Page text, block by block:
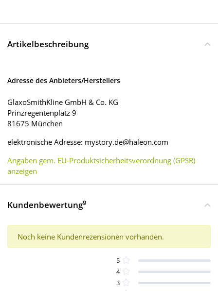
Artikelbeschreibung
Adresse des Anbieters/Herstellers
GlaxoSmithKline GmbH & Co. KG
Prinzregentenplatz 9
81675 München
elektronische Adresse: mystory.de@haleon.com
Angaben gem. EU-Produktsicherheitsverordnung (GPSR)
anzeigen
Kundenbewertung9
Noch keine Kundenrezensionen vorhanden.
5
4
3